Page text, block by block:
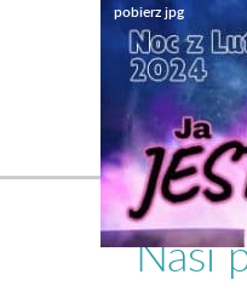
Nasi